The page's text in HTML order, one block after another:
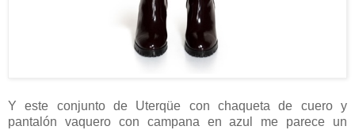
Y este conjunto de Uterqüe con chaqueta de cuero y
pantalón vaquero con campana en azul me parece un